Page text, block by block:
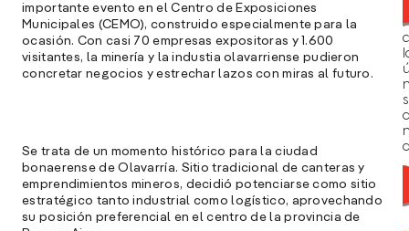
importante evento en el Centro de Exposiciones
Municipales (CEMO), construido especialmente para la
ocasión. Con casi 70 empresas expositoras y 1.600
visitantes, la minería y la industia olavarriense pudieron
concretar negocios y estrechar lazos con miras al futuro.
Se trata de un momento histórico para la ciudad
bonaerense de Olavarría. Sitio tradicional de canteras y
emprendimientos mineros, decidió potenciarse como sitio
estratégico tanto industrial como logístico, aprovechando
su posición preferencial en el centro de la provincia de